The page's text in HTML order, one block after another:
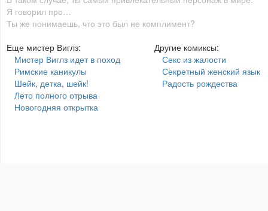
Я говорил про…
Ты же понимаешь, что это был не комплимент?
Еще мистер Виглз:
Мистер Виглз идет в поход
Римские каникулы
Шейк, детка, шейк!
Лето полного отрыва
Новогодняя открытка
Другие комиксы:
Секс из жалости
Секретный женский язык
Радость рождества